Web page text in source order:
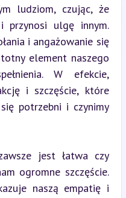
ludziom, czując, że
przynosi ulgę innym.
i angażowanie się
element naszego
W efekcie,
i szczęście, które
potrzebni i czynimy
jest łatwa czy
ogromne szczęście.
naszą empatię i